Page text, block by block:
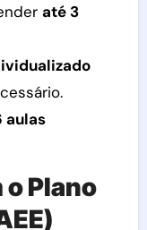
até 3
aulas
Plano